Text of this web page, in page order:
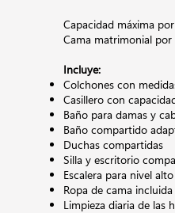
Capacidad máxima
Cama matrimonial por
Incluye:
Colchones con
Casillero con
Baño para damas y
Baño compartido
Duchas compartidas
Silla y escritorio
Escalera para nivel alto
Ropa de cama incluida
Limpieza diaria de las